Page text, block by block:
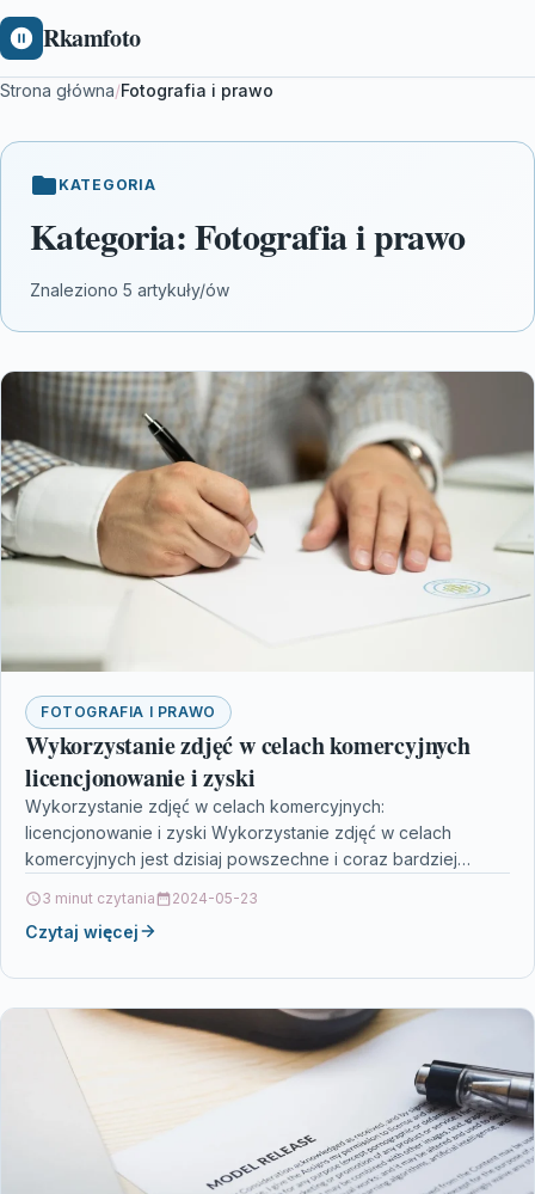
Rkamfoto
Strona główna/Fotografia i prawo
KATEGORIA
Kategoria:Fotografia i prawo
Znaleziono 5 artykuły/ów
FOTOGRAFIA I PRAWO
Wykorzystanie zdjęć w celach komercyjnych
licencjonowanie i zyski
Wykorzystanie zdjęć w celach komercyjnych:
licencjonowanie i zyski Wykorzystanie zdjęć w celach
komercyjnych jest dzisiaj powszechne i coraz bardziej
3 minut czytania 2024-05-23
Czytaj więcej